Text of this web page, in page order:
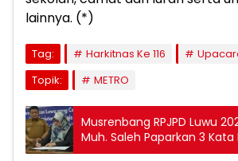
lainnya. (*)
Tag: Harkitnas Ke 116
Topik:
METRO
Musrenbang RPJPD Luwu
Muh. Saleh Paparkan 3 Kata
Luwu Cemerlang